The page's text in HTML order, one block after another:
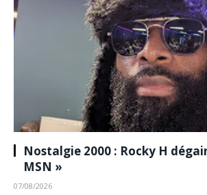
Nostalgie 2000 : Rocky H
MSN »
07/08/2026